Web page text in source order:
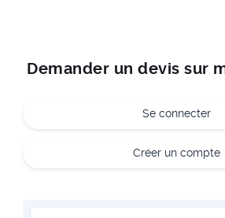
Demander un devis sur
Se connecter
Créer un compte